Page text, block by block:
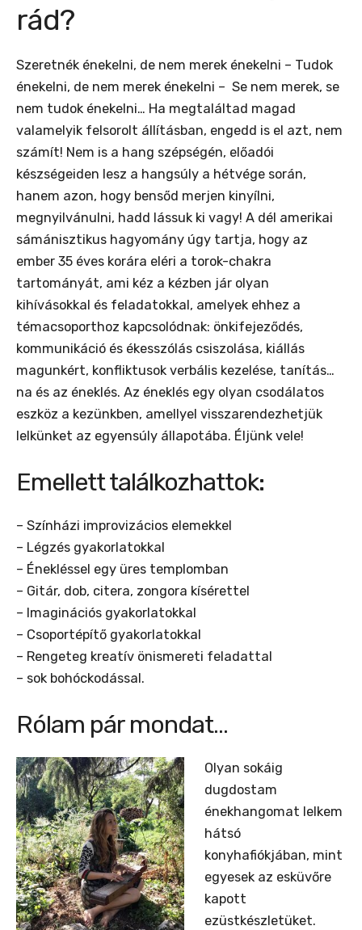
rád?
Szeretnék énekelni, de nem merek énekelni – Tudok
énekelni, de nem merek énekelni – Se nem merek, se
nem tudok énekelni… Ha megtaláltad magad
valamelyik felsorolt állításban, engedd is el azt, nem
számít! Nem is a hang szépségén, előadói
készségeiden lesz a hangsúly a hétvége során,
hanem azon, hogy bensőd merjen kinyílni,
megnyilvánulni, hadd lássuk ki vagy! A dél amerikai
sámánisztikus hagyomány úgy tartja, hogy az
ember 35 éves korára eléri a torok-chakra
tartományát, ami kéz a kézben jár olyan
kihívásokkal és feladatokkal, amelyek ehhez a
témacsoporthoz kapcsolódnak: önkifejeződés,
kommunikáció és ékesszólás csiszolása, kiállás
magunkért, konfliktusok verbális kezelése, tanítás…
na és az éneklés. Az éneklés egy olyan csodálatos
eszköz a kezünkben, amellyel visszarendezhetjük
lelkünket az egyensúly állapotába. Éljünk vele!
Emellett találkozhattok:
– Színházi improvizácios elemekkel
– Légzés gyakorlatokkal
– Énekléssel egy üres templomban
– Gitár, dob, citera, zongora kísérettel
– Imaginációs gyakorlatokkal
– Csoportépítő gyakorlatokkal
– Rengeteg kreatív önismereti feladattal
– sok bohóckodással.
Rólam pár mondat…
Olyan sokáig
dugdostam
énekhangomat lelkem
hátsó
konyhafiókjában, mint
egyesek az esküvőre
kapott
ezüstkészletüket.